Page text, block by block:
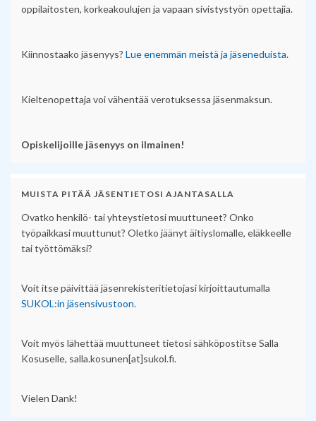
oppilaitosten, korkeakoulujen ja vapaan sivistystyön opettajia.
Kiinnostaako jäsenyys? Lue enemmän meistä ja jäseneduista.
Kieltenopettaja voi vähentää verotuksessa jäsenmaksun.
Opiskelijoille jäsenyys on ilmainen!
MUISTA PITÄÄ JÄSENTIETOSI AJANTASALLA
Ovatko henkilö- tai yhteystietosi muuttuneet? Onko
työpaikkasi muuttunut? Oletko jäänyt äitiyslomalle, eläkkeelle
tai työttömäksi?
Voit itse päivittää jäsenrekisteritietojasi kirjoittautumalla
SUKOL:in jäsensivustoon.
Voit myös lähettää muuttuneet tietosi sähköpostitse Salla
Kosuselle, salla.kosunen[at]sukol.fi.
Vielen Dank!